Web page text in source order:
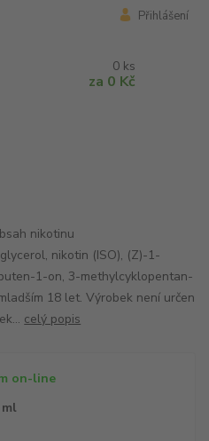
Přihlášení
0 ks
za 0 Kč
nikotinu
nikotin (ISO), (Z)-1-
1-on, 3-methylcyklopentan-
18 let. Výrobek není určen
celý popis
on-line
ml